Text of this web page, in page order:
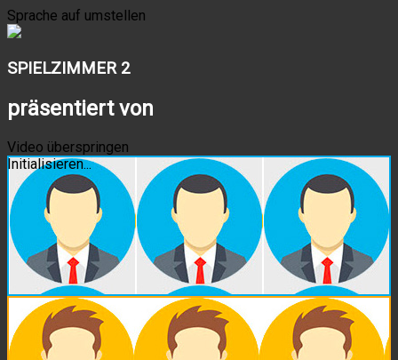
Sprache auf umstellen
SPIELZIMMER 2
präsentiert von
Video überspringen
Initialisieren...